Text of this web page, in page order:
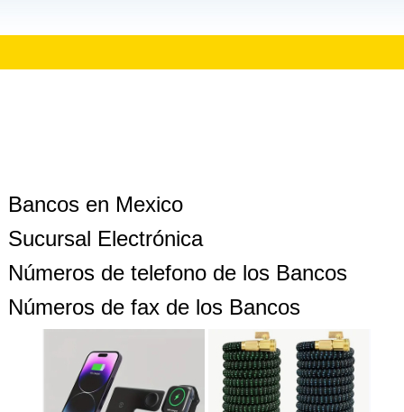
Bancos en Mexico
Sucursal Electrónica
Números de telefono de los Bancos
Números de fax de los Bancos